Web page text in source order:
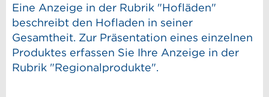
Eine Anzeige in der Rubrik "Hofläden"
beschreibt den Hofladen in seiner
Gesamtheit. Zur Präsentation eines einzelnen
Produktes erfassen Sie Ihre Anzeige in der
Rubrik "Regionalprodukte".